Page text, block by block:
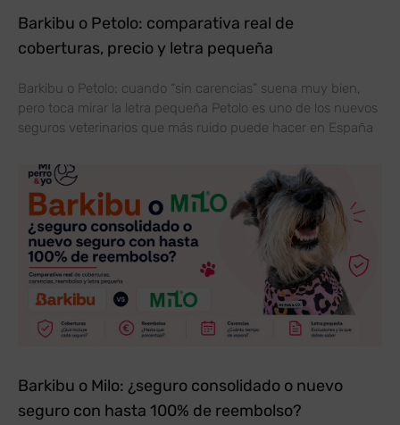
Barkibu o Petolo: comparativa real de
coberturas, precio y letra pequeña
Barkibu o Petolo: cuando “sin carencias” suena muy bien,
pero toca mirar la letra pequeña Petolo es uno de los nuevos
seguros veterinarios que más ruido puede hacer en España
Barkibu o Milo: ¿seguro consolidado o nuevo
seguro con hasta 100% de reembolso?